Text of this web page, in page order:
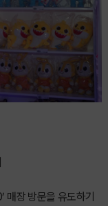
매장 방문을 유도하기